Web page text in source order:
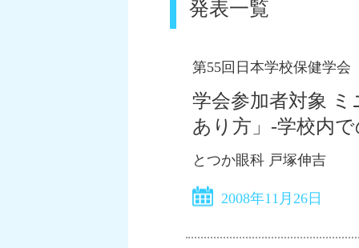
発表一覧
第55回日本学校保健学会
学会参加者対象
あり方」-学校内
とつか眼科 戸塚伸吉
2008年11月26日